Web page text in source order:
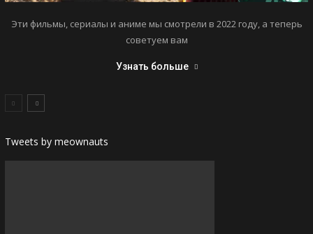
Эти фильмы, сериалы и аниме мы смотрели в 2022 году, а теперь
советуем вам
Узнать больше
Tweets by meownauts